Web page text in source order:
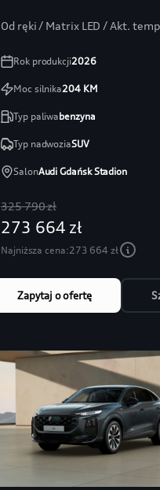
360
Od ręki / Matrix LED / Akt.
Rok produkcji2026
Moc silnika204KM
Typ paliwabenzyna
Typ nadwoziaSUV
SalonAudi Gdańsk Stadion
325 790 zł
273 664 zł
Najniższa cena:273 664 zł
Zapytaj o ofertę